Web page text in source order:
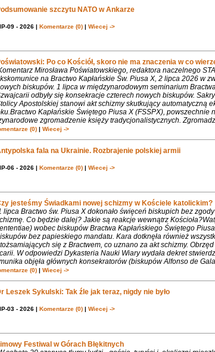
szczytu NATO w Ankarze
09 - 2026 | Komentarze (0)| Wiecej ->
Po co Kościół, skoro nie ma znaczenia w co
Mirosława Poświatowskiego, redaktora naczelnego
na Bractwo Kapłańskie Św. Piusa X, 2 lipca 2026 w
biskupów. 1 lipca w międzynarodowym seminarium
odbyły się konsekracje czterech nowych biskupów.
Apostolskiej stanowi akt schizmy skutkujący automatyczną
Kapłańskie Świętego Piusa X (FSSPX), powszechnie
zgromadzenie księży tradycjonalistycznych.
(0)| Wiecej ->
fala na Ukrainie. Rozbrajenie polskiej armii
06 - 2026 | Komentarze (0)| Wiecej ->
jesteśmy Świadkami nowej schizmy w Kościele katolickim?
lipca Bractwo św. Piusa X dokonało święceń biskupich bez
Co będzie dalej? Jakie są reakcje wewnątrz
wobec biskupów Bractwa Kapłańskiego Świętego
bez papieskiego mandatu. Kara dotknęła również
się z Bractwem, co uznano za akt schizmy.
W odpowiedzi Dykasteria Nauki Wiary wydała dekret
objęła głównych konsekratorów (biskupów Alfonso de
(0)| Wiecej ->
Leszek Sykulski: Tak źle jak teraz, nigdy nie było
03 - 2026 | Komentarze (0)| Wiecej ->
Festiwal w Górach Błękitnych